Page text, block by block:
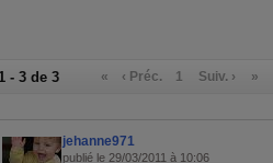
- 3 de 3 « ‹ Préc. 1 Suiv. › »
jehanne971
publié le 29/03/2011 à 10:06